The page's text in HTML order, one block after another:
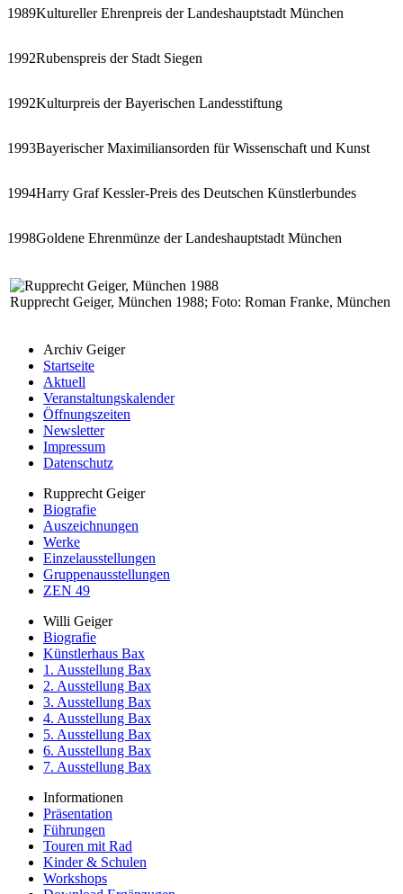
1989Kultureller Ehrenpreis der Landeshauptstadt München
1992Rubenspreis der Stadt Siegen
1992Kulturpreis der Bayerischen Landesstiftung
1993Bayerischer Maximiliansorden für Wissenschaft und Kunst
1994Harry Graf Kessler-Preis des Deutschen Künstlerbundes
1998Goldene Ehrenmünze der Landeshauptstadt München
Rupprecht Geiger, München 1988; Foto: Roman Franke, München
Archiv Geiger
Startseite
Aktuell
Veranstaltungskalender
Öffnungszeiten
Newsletter
Impressum
Datenschutz
Rupprecht Geiger
Biografie
Auszeichnungen
Werke
Einzelausstellungen
Gruppenausstellungen
ZEN 49
Willi Geiger
Biografie
Künstlerhaus Bax
1. Ausstellung Bax
2. Ausstellung Bax
3. Ausstellung Bax
4. Ausstellung Bax
5. Ausstellung Bax
6. Ausstellung Bax
7. Ausstellung Bax
Informationen
Präsentation
Führungen
Touren mit Rad
Kinder & Schulen
Workshops